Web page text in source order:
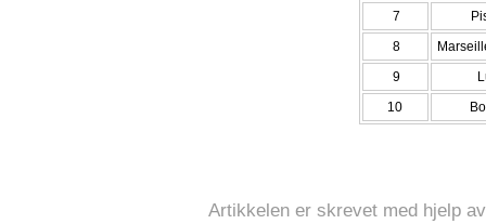
7
8
9
10
Artikkelen er skrevet med hjelp